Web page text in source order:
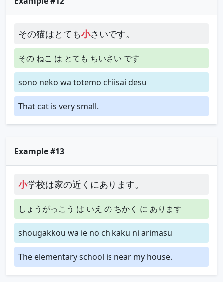
その猫はとても小さいです。
その ねこ は とても ちいさい です
sono neko wa totemo chiisai desu
That cat is very small.
Example #13
小学校は家の近くにあります。
しょうがっこう は いえ の ちかく に あります
shougakkou wa ie no chikaku ni arimasu
The elementary school is near my house.